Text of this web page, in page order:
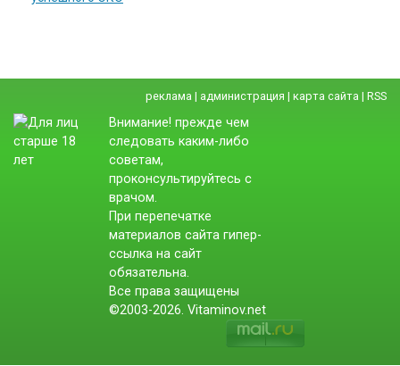
реклама | администрация | карта сайта | RSS
Внимание! прежде чем
следовать каким-либо
советам,
проконсультируйтесь с
врачом.
При перепечатке
материалов сайта гипер-
ссылка на сайт
обязательна.
Все права защищены
©2003-2026. Vitaminov.net